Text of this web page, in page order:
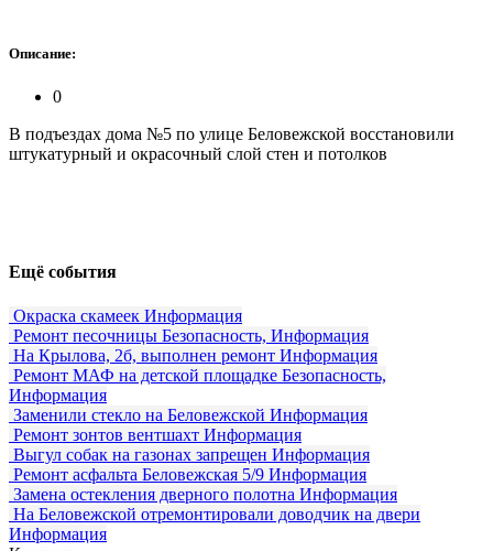
Описание:
0
В подъездах дома №5 по улице Беловежской восстановили
штукатурный и окрасочный слой стен и потолков
Ещё события
Окраска скамеек Информация
Ремонт песочницы Безопасность, Информация
На Крылова, 2б, выполнен ремонт Информация
Ремонт МАФ на детской площадке Безопасность,
Информация
Заменили стекло на Беловежской Информация
Ремонт зонтов вентшахт Информация
Выгул собак на газонах запрещен Информация
Ремонт асфальта Беловежская 5/9 Информация
Замена остекления дверного полотна Информация
На Беловежской отремонтировали доводчик на двери
Информация